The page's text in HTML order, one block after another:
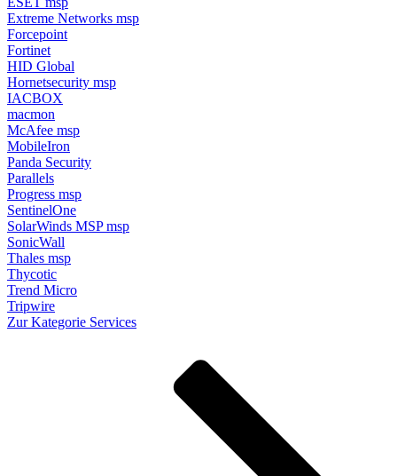
Extreme Networks msp
Forcepoint
Fortinet
HID Global
Hornetsecurity msp
IACBOX
macmon
McAfee msp
MobileIron
Panda Security
Parallels
Progress msp
SentinelOne
SolarWinds MSP msp
SonicWall
Thales msp
Thycotic
Trend Micro
Tripwire
Zur Kategorie Services